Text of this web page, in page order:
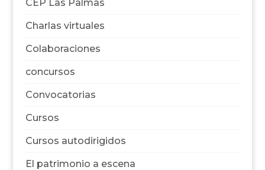
CEP Las Palmas
Charlas virtuales
Colaboraciones
concursos
Convocatorias
Cursos
Cursos autodirigidos
El patrimonio a escena